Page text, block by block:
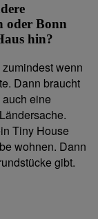
oder Bonn
hin?
wenn
Dann braucht
eine
Tiny House
wohnen. Dann
gibt.